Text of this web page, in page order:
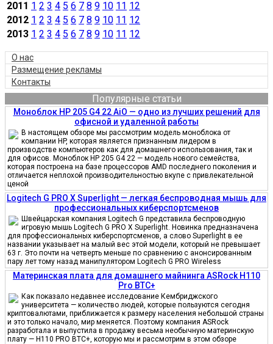
2011 1 2 3 4 5 6 7 8 9 10 11 12
2012 1 2 3 4 5 6 7 8 9 10 11 12
2013 1 2 3 4 5 6 7 8 9 10 11 12
О нас
Размещение рекламы
Контакты
Популярные статьи
Моноблок HP 205 G4 22 AiO — одно из лучших решений для
офисной и удаленной работы
В настоящем обзоре мы рассмотрим модель моноблока от
компании HP, которая является признанным лидером в
производстве компьютеров как для домашнего использования, так и
для офисов. Моноблок HP 205 G4 22 — модель нового семейства,
которая построена на базе процессоров AMD последнего поколения и
отличается неплохой производительностью вкупе с привлекательной
ценой
Logitech G PRO X Superlight — легкая беспроводная мышь для
профессиональных киберспортсменов
Швейцарская компания Logitech G представила беспроводную
игровую мышь Logitech G PRO X Superlight. Новинка предназначена
для профессиональных киберспортсменов, а слово Superlight в ее
названии указывает на малый вес этой модели, который не превышает
63 г. Это почти на четверть меньше по сравнению с анонсированным
пару лет тому назад манипулятором Logitech G PRO Wireless
Материнская плата для домашнего майнинга ASRock H110
Pro BTC+
Как показало недавнее исследование Кембриджского
университета — количество людей, которые пользуются сегодня
криптовалютами, приближается к размеру населения небольшой страны
и это только начало, мир меняется. Поэтому компания ASRock
разработала и выпустила в продажу весьма необычную материнскую
плату — H110 PRO BTC+, которую мы и рассмотрим в этом обзоре